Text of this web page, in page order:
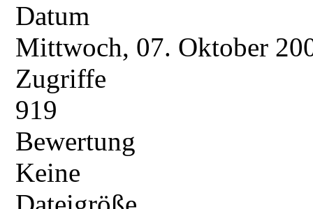
Datum
Mittwoch, 07. Oktober
Zugriffe
919
Bewertung
Keine